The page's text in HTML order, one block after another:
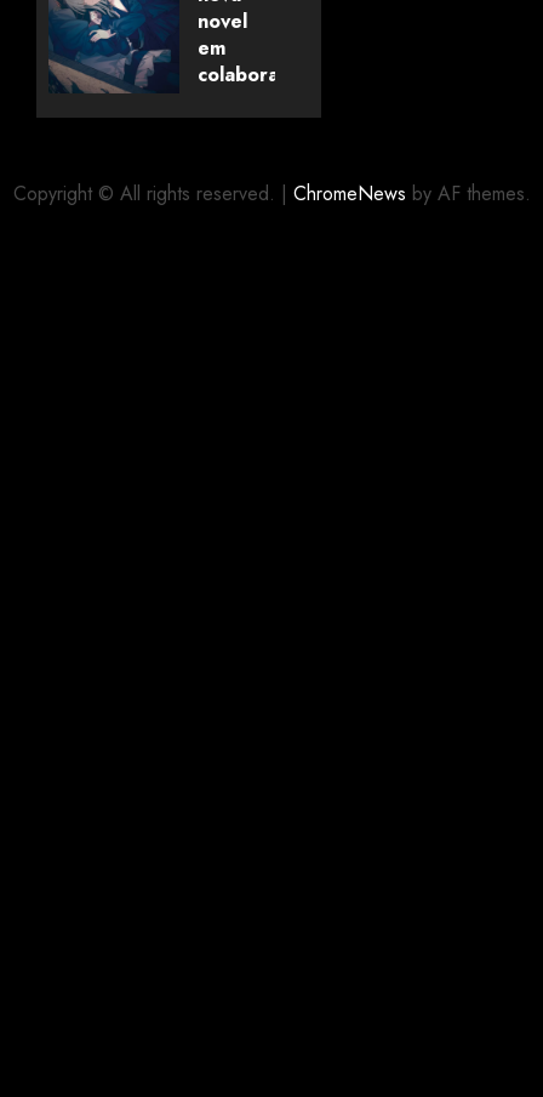
Universo
dos
Livros
novel
em
colaboração
Copyright © All rights reserved. | ChromeNews by AF themes.